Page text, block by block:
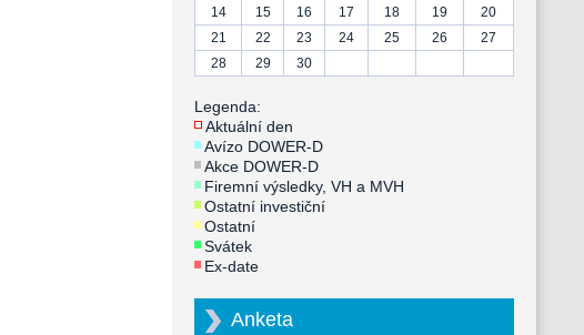
14
15 16 17 18 19
20
21
22 23 24 25 26
27
28
29 30
Legenda:
Aktuální den
Avízo DOWER-D
Akce DOWER-D
Firemní výsledky, VH a MVH
Ostatní investiční
Ostatní
Svátek
Ex-date
Anketa